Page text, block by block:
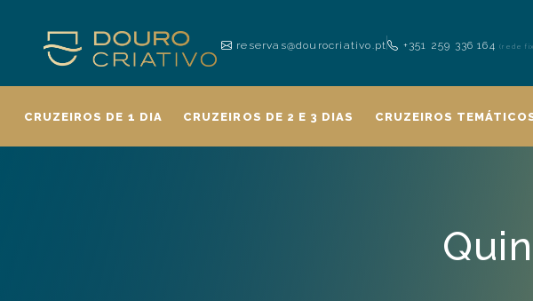
reservas@dourocriativo.pt +351 259 336 164(rede
CRUZEIROS DE 1 DIA CRUZEIROS DE 2 E 3 DIAS CRUZEIROS